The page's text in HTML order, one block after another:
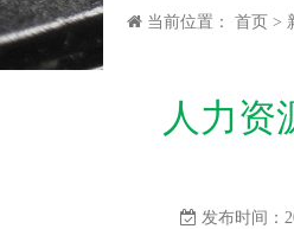
当前位置： 首页 >
人力资
发布时间：